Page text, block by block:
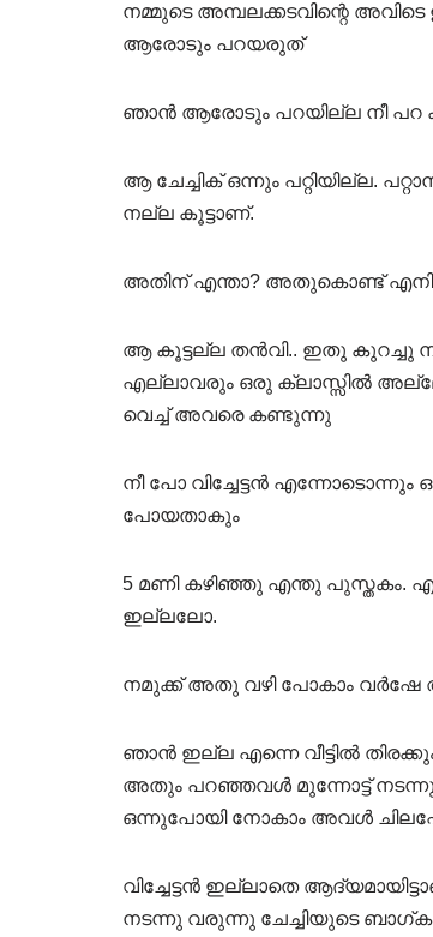
നമ്മുടെ അമ്പലക്കടവിന്റെ
ആരോടും പറയരുത്
ഞാൻ ആരോടും പറയില്ല നീ പറ
ആ ചേച്ചിക് ഒന്നും പറ്റിയില്ല.
നല്ല കൂട്ടാണ്.
അതിന് എന്താ? അതുകൊണ്ട്
ആ കൂട്ടല്ല തൻവി.. ഇതു കുറച്ചു
എല്ലാവരും ഒരു ക്ലാസ്സിൽ
വെച്ച് അവരെ കണ്ടുന്നു
നീ പോ വിച്ചേട്ടൻ എന്നോടൊന്നും
പോയതാകും
5 മണി കഴിഞ്ഞു എന്തു പുസ്തകം.
ഇല്ലലോ.
നമുക്ക് അതു വഴി പോകാം
ഞാൻ ഇല്ല എന്നെ വീട്ടിൽ
അതും പറഞ്ഞവൾ മുന്നോട്ട് നടന്നു.
ഒന്നുപോയി നോകാം അവൾ
വിച്ചേട്ടൻ ഇല്ലാതെ
നടന്നു വരുന്നു ചേച്ചിയുടെ